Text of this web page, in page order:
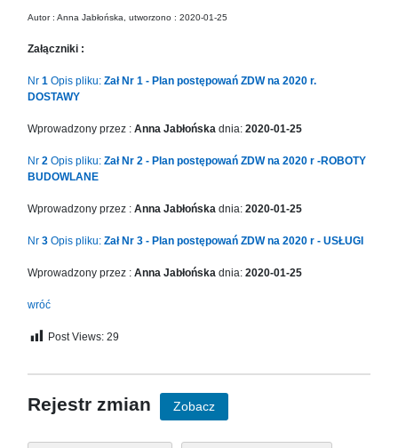
Hierarchic
Menu
2.1.0
Author:
Docs:
category-
menu-
plugin.html
Active
KANE
Autor : Anna Jabłońska, utworzono : 2020-01-25
Załączniki :
Nr 1 Opis pliku: Zał Nr 1 - Plan postępowań ZDW na 2020 r.
DOSTAWY
Wprowadzony przez : Anna Jabłońska dnia: 2020-01-25
Nr 2 Opis pliku: Zał Nr 2 - Plan postępowań ZDW na 2020 r -ROBOTY
BUDOWLANE
Wprowadzony przez : Anna Jabłońska dnia: 2020-01-25
Nr 3 Opis pliku: Zał Nr 3 - Plan postępowań ZDW na 2020 r - USŁUGI
Wprowadzony przez : Anna Jabłońska dnia: 2020-01-25
wróć
Post Views: 29
Rejestr zmian Zobacz